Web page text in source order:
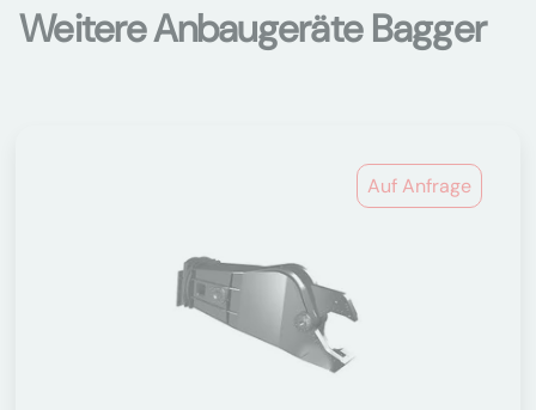
Weitere Anbaugeräte Bagger
Auf Anfrage